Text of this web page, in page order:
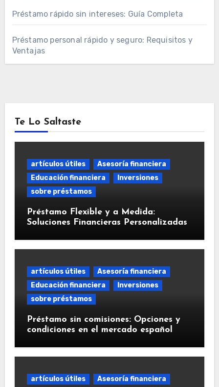
Préstamo rápido sin intereses: Guía Completa
Préstamo personal rápido y seguro: Requisitos y
Ventajas
Te Lo Saltaste
artículos útiles
Asesoría financiera
Educación financiera
Inversiones
sobre préstamos
Préstamo Flexible y a Medida:
Soluciones Financieras Personalizadas
artículos útiles
Asesoría financiera
Educación financiera
Inversiones
sobre préstamos
Préstamo sin comisiones: Opciones y
condiciones en el mercado español
artículos útiles
Asesoría financiera